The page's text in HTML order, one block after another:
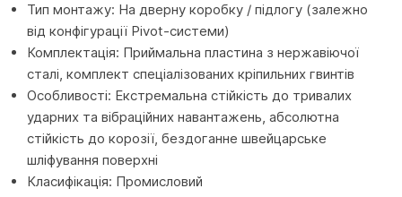
Тип монтажу: На дверну коробку / підлогу (залежно
від конфігурації Pivot-системи)
Комплектація: Приймальна пластина з нержавіючої
сталі, комплект спеціалізованих кріпильних гвинтів
Особливості: Екстремальна стійкість до тривалих
ударних та вібраційних навантажень, абсолютна
стійкість до корозії, бездоганне швейцарське
шліфування поверхні
Класифікація: Промисловий